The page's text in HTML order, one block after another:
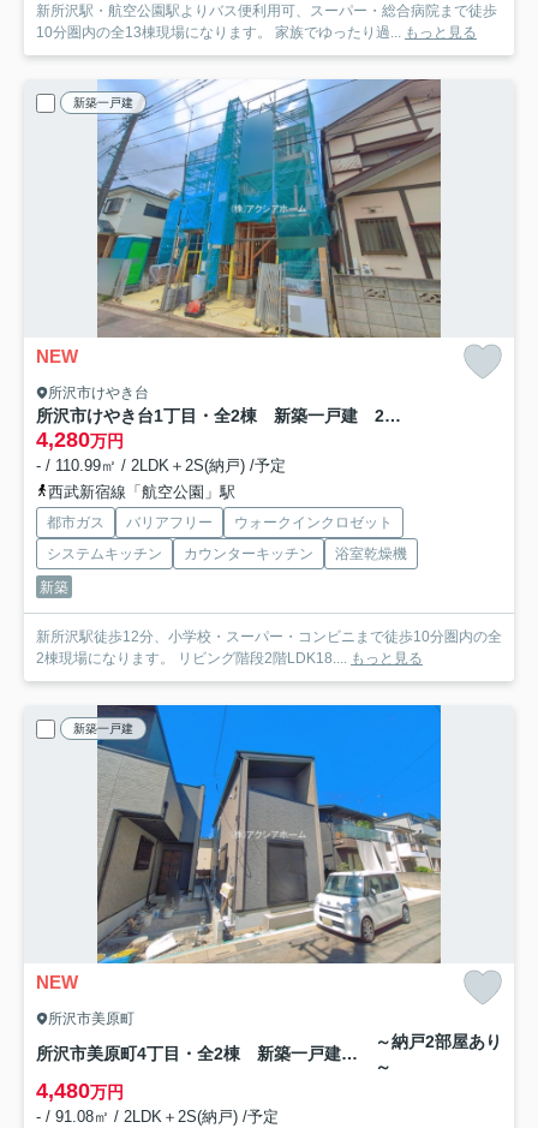
新所沢駅・航空公園駅よりバス便利用可、スーパー・総合病院まで徒歩
10分圏内の全13棟現場になります。 家族でゆったり過...
もっと見る
新築一戸建
NEW
所沢市けやき台
所沢市けやき台1丁目・全2棟 新築一戸建 2号棟 ～3階建～
4,280万円
- / 110.99㎡ / 2LDK＋2S(納戸) /予定
西武新宿線「航空公園」駅
都市ガス バリアフリー
ウォークインクロゼット
システムキッチン
カウンターキッチン
浴室乾燥機
新築
新所沢駅徒歩12分、小学校・スーパー・コンビニまで徒歩10分圏内の全
2棟現場になります。 リビング階段2階LDK18....
もっと見る
新築一戸建
NEW
所沢市美原町
所沢市美原町4丁目・全2棟 新築一戸建 2号棟
～納戸2部屋あり
～
4,480万円
- / 91.08㎡ / 2LDK＋2S(納戸) /予定